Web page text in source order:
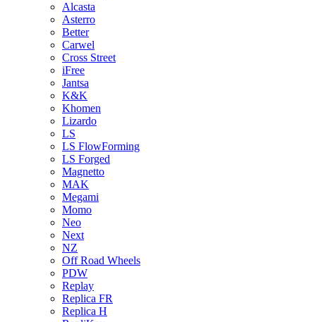
Alcasta
Asterro
Better
Carwel
Cross Street
iFree
Jantsa
K&K
Khomen
Lizardo
LS
LS FlowForming
LS Forged
Magnetto
MAK
Megami
Momo
Neo
Next
NZ
Off Road Wheels
PDW
Replay
Replica FR
Replica H